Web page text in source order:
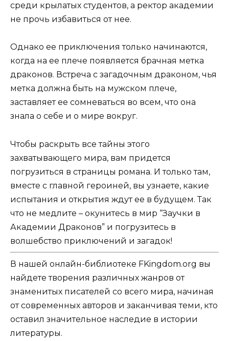
среди крылатых студентов, а ректор академии
не прочь избавиться от нее.
Однако ее приключения только начинаются,
когда на ее плече появляется брачная метка
драконов. Встреча с загадочным драконом, чья
метка должна быть на мужском плече,
заставляет ее сомневаться во всем, что она
знала о себе и о мире вокруг.
Чтобы раскрыть все тайны этого
захватывающего мира, вам придется
погрузиться в страницы романа. И только там,
вместе с главной героиней, вы узнаете, какие
испытания и открытия ждут ее в будущем. Так
что не медлите – окунитесь в мир “Заучки в
Академии Драконов” и погрузитесь в
волшебство приключений и загадок!
В нашей онлайн-библиотеке FKingdom.org вы
найдете творения различных жанров от
знаменитых писателей со всего мира, начиная
от современных авторов и заканчивая теми, кто
оставил значительное наследие в истории
литературы.